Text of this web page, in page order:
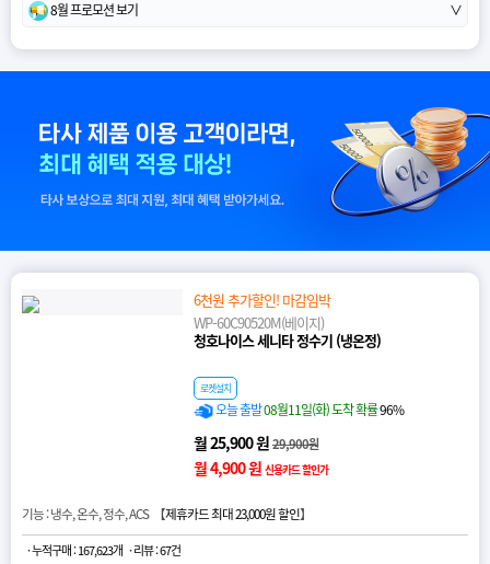
8월 프로모션 보기 ∨
6천원 추가할인! 마감임박
WP-60C90520M(베이지)
청호나이스 세니타 정수기 (냉온정)
로켓설치
오늘 출발08월11일(화) 도착 확률96%
월 25,900 원29,900원
월 4,900 원 신용카드 할인가
기능 : 냉수, 온수, 정수, ACS 【제휴카드 최대 23,000원 할인】
· 누적구매 : 167,623개 · 리뷰 : 67건